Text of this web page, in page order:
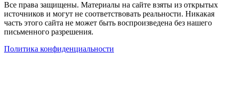
Все права защищены. Материалы на сайте взяты из открытых
источников и могут не соответствовать реальности. Никакая
часть этого сайта не может быть воспроизведена без нашего
письменного разрешения.
Политика конфиденциальности